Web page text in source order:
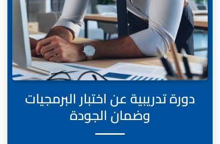
دورة تدريبية عن اختبار البرمجيات
وضمان الجودة